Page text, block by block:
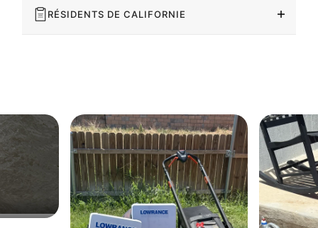
RÉSIDENTS DE CALIFORNIE